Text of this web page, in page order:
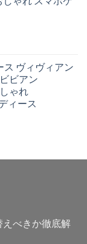
ヴィヴィアン
ビアン
ゃれ
ィース
べきか徹底解